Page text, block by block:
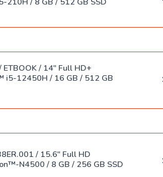
Клавиатура
Клавиатура
Сумки
Наклейки
Коврики
USB-хабы
SSD
Переходники
/ 14" Full HD+
i5-12450H / 16 GB / 512 GB
/ 15.6" Full HD
N4500 / 8 GB / 256 GB SSD